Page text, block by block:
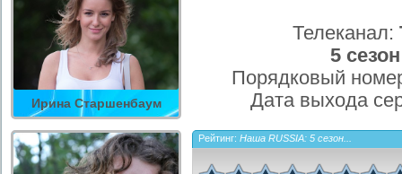
Ирина Старшенбаум
Телеканал:
5 сезон
Порядковый
Дата выхода
Рейтинг: Наша RUSSIA: 5 сезон...